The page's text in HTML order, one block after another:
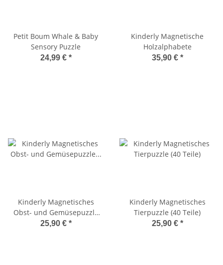
Petit Boum Whale & Baby
Sensory Puzzle
24,99 € *
Kinderly Magnetische
Holzalphabete
35,90 € *
Kinderly Magnetisches
Obst- und Gemüsepuzzle
(40-teilig)
25,90 € *
Kinderly Magnetisches
Tierpuzzle (40 Teile)
25,90 € *